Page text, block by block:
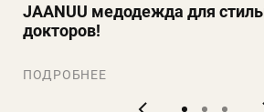
JAANUU медодежда для
докторов!
ПОДРОБНЕЕ